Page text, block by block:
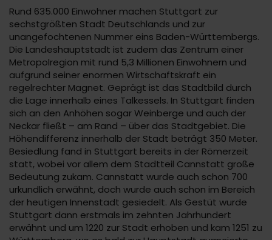
Rund 635.000 Einwohner machen Stuttgart zur
sechstgrößten Stadt Deutschlands und zur
unangefochtenen Nummer eins Baden-Württembergs.
Die Landeshauptstadt ist zudem das Zentrum einer
Metropolregion mit rund 5,3 Millionen Einwohnern und
aufgrund seiner enormen Wirtschaftskraft ein
regelrechter Magnet. Geprägt ist das Stadtbild durch
die Lage innerhalb eines Talkessels. In Stuttgart finden
sich an den Anhöhen sogar Weinberge und auch der
Neckar fließt – am Rand – über das Stadtgebiet. Die
Höhendifferenz innerhalb der Stadt beträgt 350 Meter.
Besiedlung fand in Stuttgart bereits in der Römerzeit
statt, wobei vor allem dem Stadtteil Cannstatt große
Bedeutung zukam. Cannstatt wurde auch schon 700
urkundlich erwähnt, doch wurde auch schon im Bereich
der heutigen Innenstadt gesiedelt. Als Gestüt wurde
Stuttgart dann erstmals im zehnten Jahrhundert
erwähnt und um 1220 zur Stadt erhoben und kam 1251 zu